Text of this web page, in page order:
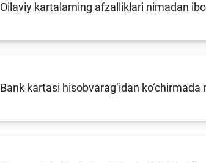
Oilaviy kartalarning afzalliklari nimadan
Bank kartasi hisobvarag‘idan